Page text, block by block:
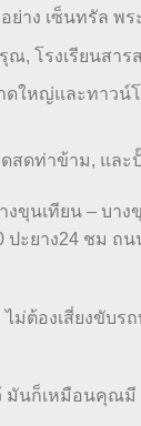
าง เซ็นทรัล พร
, โรงเรียนสา
ใหญ่และทาวน์
สดท่าข้าม, แล
นเทียน – บาง
ปะยาง24 ชม
ม่ต้องเสี่ยงขับ
นก็เหมือนคุณมี